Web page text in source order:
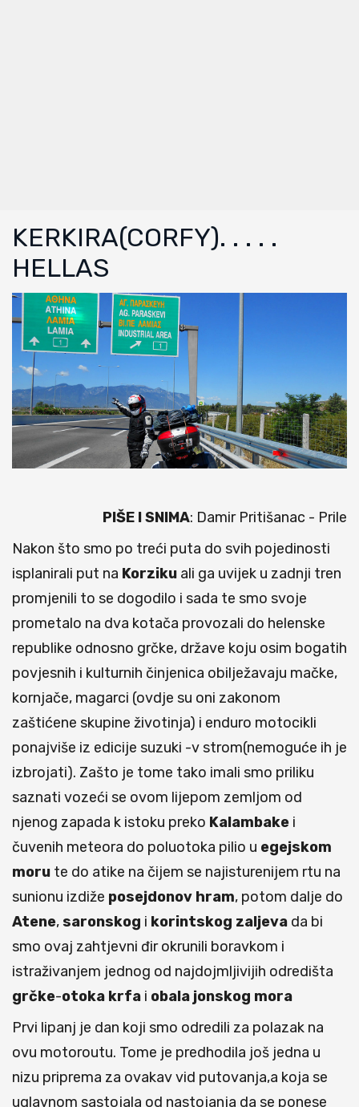
KERKIRA(CORFY). . . . .
HELLAS
PIŠE I SNIMA: Damir Pritišanac - Prile
Nakon što smo po treći puta do svih pojedinosti
isplanirali put na Korziku ali ga uvijek u zadnji tren
promjenili to se dogodilo i sada te smo svoje
prometalo na dva kotača provozali do helenske
republike odnosno grčke, države koju osim bogatih
povjesnih i kulturnih činjenica obilježavaju mačke,
kornjače, magarci (ovdje su oni zakonom
zaštićene skupine životinja) i enduro motocikli
ponajviše iz edicije suzuki -v strom(nemoguće ih je
izbrojati). Zašto je tome tako imali smo priliku
saznati vozeći se ovom lijepom zemljom od
njenog zapada k istoku preko Kalambake i
čuvenih meteora do poluotoka pilio u egejskom
moru te do atike na čijem se najisturenijem rtu na
sunionu izdiže posejdonov hram, potom dalje do
Atene,saronskog i korintskog zaljeva da bi
smo ovaj zahtjevni đir okrunili boravkom i
istraživanjem jednog od najdojmljivijih odredišta
grčke-otoka krfa i obala jonskog mora
Prvi lipanj je dan koji smo odredili za polazak na
ovu motoroutu. Tome je predhodila još jedna u
nizu priprema za ovakav vid putovanja,a koja se
uglavnom sastojala od nastojanja da se ponese